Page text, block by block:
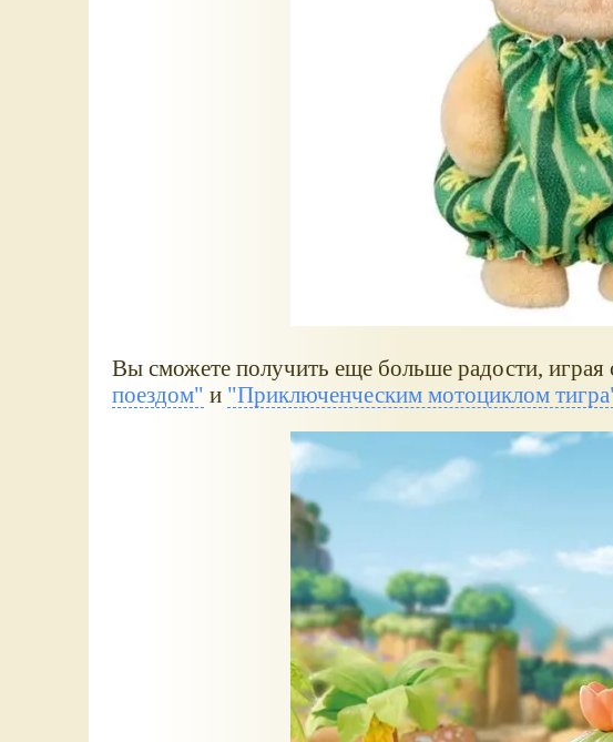
Вы сможете получить еще больше радости,
поездом" и "Приключенческим мотоциклом